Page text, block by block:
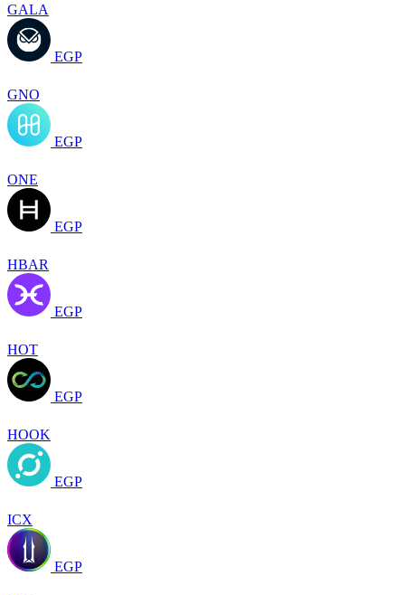
GALA
EGP
GNO
EGP
ONE
EGP
HBAR
EGP
HOT
EGP
HOOK
EGP
ICX
EGP